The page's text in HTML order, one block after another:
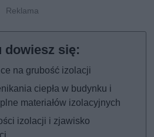
na grubość izolacji
ciepła w budynku i
materiałów izolacyjnych
izolacji i zjawisko